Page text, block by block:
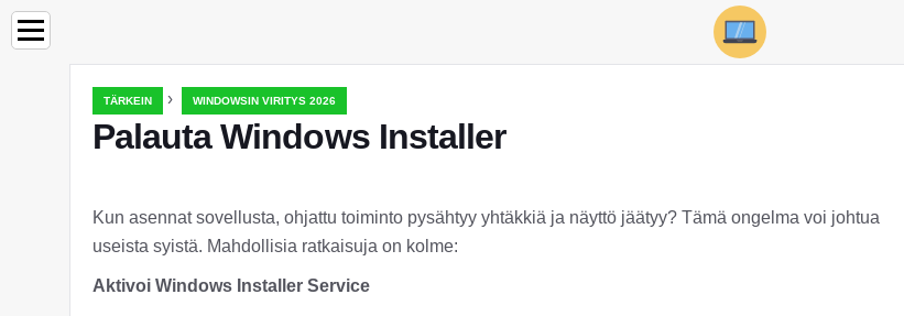
TÄRKEIN › WINDOWSIN VIRITYS 2026
Palauta Windows Installer
Kun asennat sovellusta, ohjattu toiminto pysähtyy yhtäkkiä ja näyttö jäätyy? Tämä ongelma voi johtua
useista syistä. Mahdollisia ratkaisuja on kolme:
Aktivoi Windows Installer Service